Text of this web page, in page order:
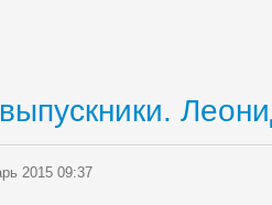
2015 09:37